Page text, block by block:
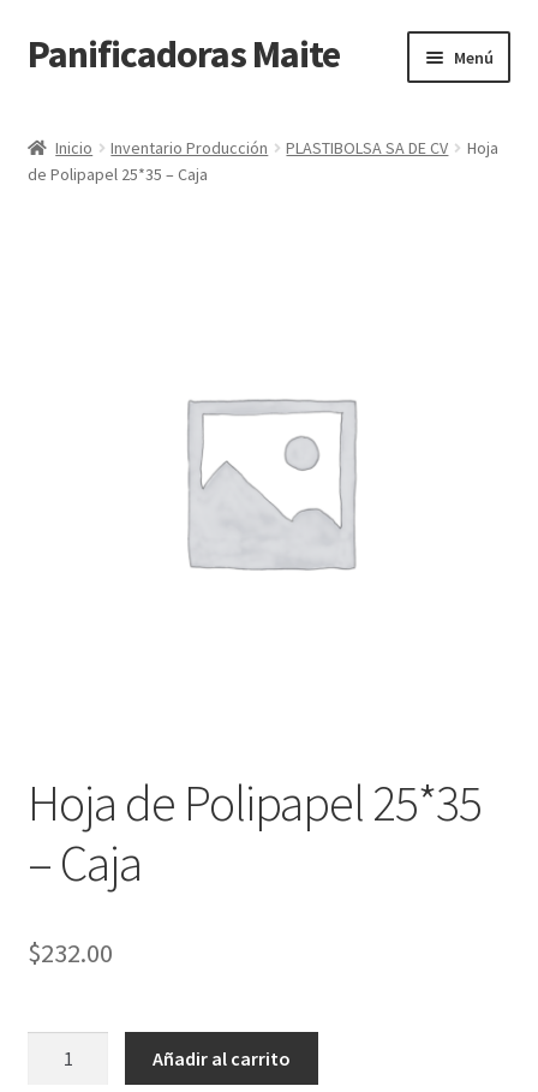
Ir
a
navegación
Ir
al
Panificadoras Maite Menú
Carrito
Inicio Inventario Producción PLASTIBOLSA SA DE CV
Hoja
de Polipapel 25*35 – Caja
Hoja de Polipapel 25*35
– Caja
$232.00
Añadir al carrito